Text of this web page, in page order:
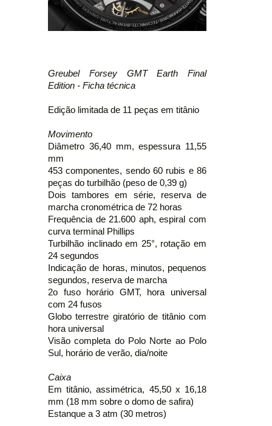
Greubel Forsey GMT Earth Final
Edition - Ficha técnica
Edição limitada de 11 peças em titânio
Movimento
Diâmetro 36,40 mm, espessura 11,55
mm
453 componentes, sendo 60 rubis e 86
peças do turbilhão (peso de 0,39 g)
Dois tambores em série, reserva de
marcha cronométrica de 72 horas
Frequência de 21.600 aph, espiral com
curva terminal Phillips
Turbilhão inclinado em 25°, rotação em
24 segundos
Indicação de horas, minutos, pequenos
segundos, reserva de marcha
2o fuso horário GMT, hora universal
com 24 fusos
Globo terrestre giratório de titânio com
hora universal
Visão completa do Polo Norte ao Polo
Sul, horário de verão, dia/noite
Caixa
Em titânio, assimétrica, 45,50 x 16,18
mm (18 mm sobre o domo de safira)
Estanque a 3 atm (30 metros)